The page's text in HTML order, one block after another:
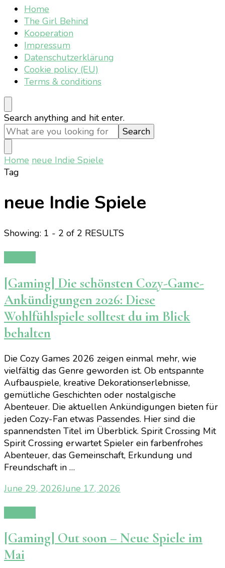
Home
The Girl Behind
Kooperation
Impressum
Datenschutzerklärung
Cookie policy (EU)
Terms & conditions
Looking
for
Something?
Search anything and hit enter.
Home neue Indie Spiele
Tag
neue Indie Spiele
Showing: 1 - 2 of 2 RESULTS
[Gaming] Die schönsten Cozy-Game-
Ankündigungen 2026: Diese
Wohlfühlspiele solltest du im Blick
behalten
Die Cozy Games 2026 zeigen einmal mehr, wie
vielfältig das Genre geworden ist. Ob entspannte
Aufbauspiele, kreative Dekorationserlebnisse,
gemütliche Geschichten oder nostalgische
Abenteuer. Die aktuellen Ankündigungen bieten für
jeden Cozy-Fan etwas Passendes. Hier sind die
spannendsten Titel im Überblick. Spirit Crossing Mit
Spirit Crossing erwartet Spieler ein farbenfrohes
Abenteuer, das Gemeinschaft, Erkundung und
Freundschaft in …
June 29, 2026June 17, 2026
[Gaming] Out soon – Neue Spiele im
Mai